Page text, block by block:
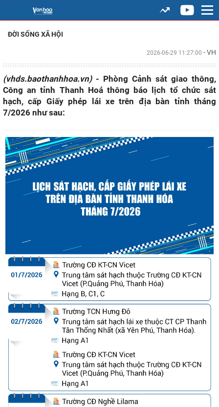
ĐỜI SỐNG XÃ HỘI
2026-06-29 11:27:00 - VH
(vhds.baothanhhoa.vn)- Phòng Cảnh sát giao thông,
Công an tỉnh Thanh Hoá thông báo lịch tổ chức sát
hạch, cấp Giấy phép lái xe trên địa bàn tỉnh tháng
7/2026 như sau: